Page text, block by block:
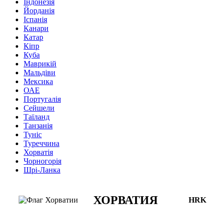
Індонезія
Йорданія
Іспанія
Канари
Катар
Кіпр
Куба
Маврикій
Мальдіви
Мексика
ОАЕ
Португалія
Сейшели
Таїланд
Танзанія
Туніс
Туреччина
Хорватія
Чорногорія
Шрі-Ланка
ХОРВАТИЯ HRK